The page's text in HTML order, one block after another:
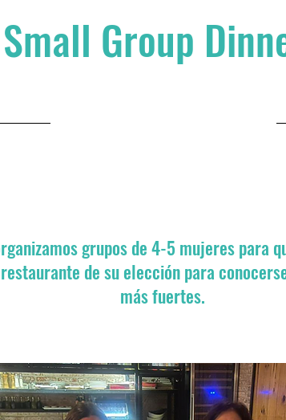
Small Group
grupos de 4-5 mujeres para
de su elección para
más fuertes.